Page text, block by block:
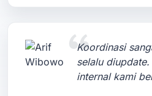
Koordinasi
selalu
internal kami